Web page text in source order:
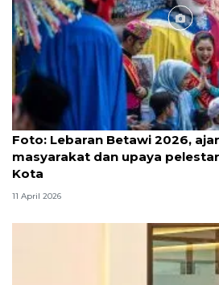
Foto
Foto: Lebaran Betawi 2026,
masyarakat dan upaya
Kota
11 April 2026